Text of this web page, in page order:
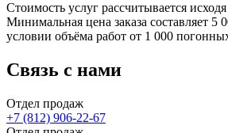
Стоимость услуг рассчитывается
Минимальная цена заказа составляет 5
условии объёма работ от 1 000
Связь с нами
Отдел продаж
+7 (812) 906-22-67